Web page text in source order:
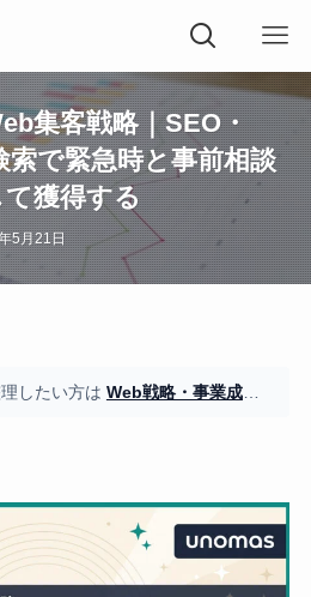
集客戦略｜SEO・
索で緊急時と事前相談
獲得する
5月21日
したい方は Web戦略・事業成長の全体像もご覧ください